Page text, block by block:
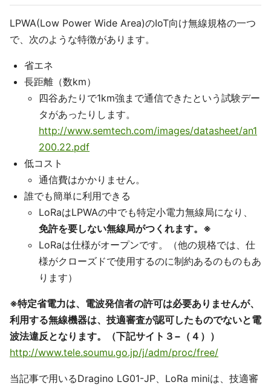
LPWA(Low Power Wide Area)のIoT向け無線規格の一つ
で、次のような特徴があります。
省エネ
長距離（数km）
四谷あたりで1km強まで通信できたという試験デー
タがあったりします。
http://www.semtech.com/images/datasheet/an1
200.22.pdf
低コスト
通信費はかかりません。
誰でも簡単に利用できる
LoRaはLPWAの中でも特定小電力無線局になり、
免許を要しない無線局がつくれます。※
LoRaは仕様がオープンです。（他の規格では、仕
様がクローズドで使用するのに制約あるのものもあ
ります）
※特定省電力は、電波発信者の許可は必要ありませんが、
利用する無線機器は、技適審査が認可したものでないと電
波法違反となります。（下記サイト３−（４））
http://www.tele.soumu.go.jp/j/adm/proc/free/
当記事で用いるDragino LG01-JP、LoRa miniは、技適審